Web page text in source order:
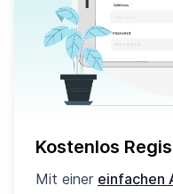
Kostenlos
Mit einer einfachen